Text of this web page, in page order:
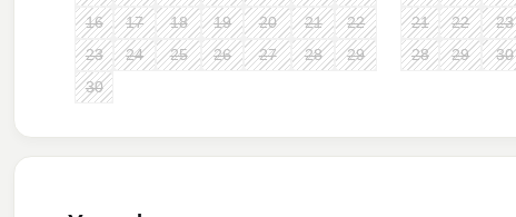
16
17 18 19 20 21
22
23
24 25 26 27 28
29
30
21
22 23
28
29 30